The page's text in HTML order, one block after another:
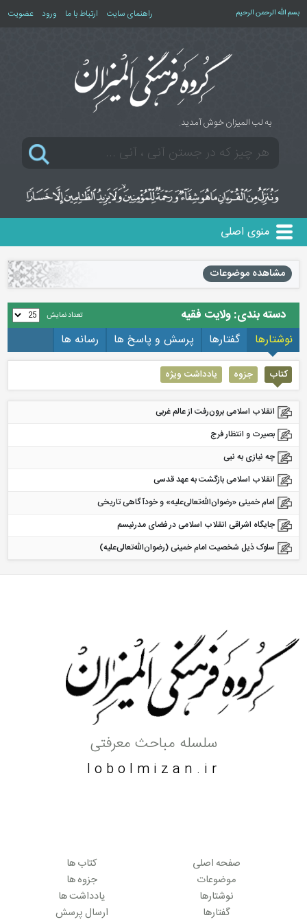
بسم الله الرحمن الرحیم راهنمای سایت ارتباط با ما ورود عضویت
به لب المیزان خوش آمدید.
منوی اصلی
مشاهده موضوعات
دسته بندی: ولایت فقیه تعداد نمایش
نوشتارها گفتارها پرسش و پاسخ ها رسانه ها
کتاب جزوه یادداشت ویژه
انقلاب اسلامی برون‌رفت از عالم غربی
بصیرت و انتظار فرج
چه نیازی به نبی
انقلاب اسلامی بازگشت به عهد قدسی
امام خمینی «رضوان‌الله‌تعالی‌علیه» و خودآگاهی تاریخی
جایگاه اشراقی انقلاب اسلامی در فضای مدرنیسم
سلوک ذیل شخصیت امام خمینی (رضوان‌الله‌تعالی‌علیه)
سلسله مباحث معرفتی
lobolmizan.ir
صفحه اصلی
موضوعات
نوشتارها
گفتارها
کتاب ها
جزوه ها
یادداشت ها
ارسال پرسش